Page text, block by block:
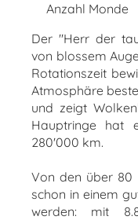
Anzahl Monde
Der "Herr der
von blossem
Rotationszeit
Atmosphäre
und zeigt
Hauptringe hat
280'000 km.
Von den über 80
schon in einem
werden: mit